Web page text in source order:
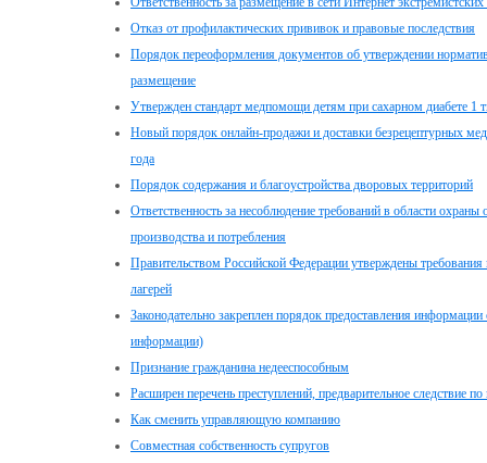
Отказ от профилактических прививок и правовые последствия
Порядок переоформления документов об утверждении
размещение
Утвержден стандарт медпомощи детям при сахарном диабете 1
Новый порядок онлайн-продажи и доставки безрецептурных
года
Порядок содержания и благоустройства дворовых территорий
Ответственность за несоблюдение требований в области
производства и потребления
Правительством Российской Федерации утверждены
лагерей
Законодательно закреплен порядок предоставления
информации)
Признание гражданина недееспособным
Расширен перечень преступлений, предварительное следствие
Как сменить управляющую компанию
Совместная собственность супругов